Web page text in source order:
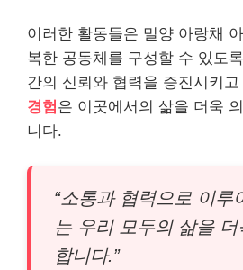
이러한 활동들은 밀양 아랑채
복한 공동체를 구성할 수 있도
간의 신뢰와 협력을 증진시키
경험은 이곳에서의 삶을 더욱
니다.
“소통과 협력으로 이루
는 우리 모두의 삶을
합니다.”